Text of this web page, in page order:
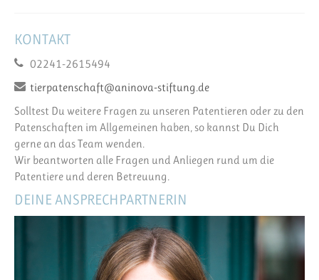
KONTAKT
02241-2615494
tierpatenschaft@aninova-stiftung.de
Solltest Du weitere Fragen zu unseren Patentieren oder zu den
Patenschaften im Allgemeinen haben, so kannst Du Dich
gerne an das Team wenden.
Wir beantworten alle Fragen und Anliegen rund um die
Patentiere und deren Betreuung.
DEINE ANSPRECHPARTNERIN